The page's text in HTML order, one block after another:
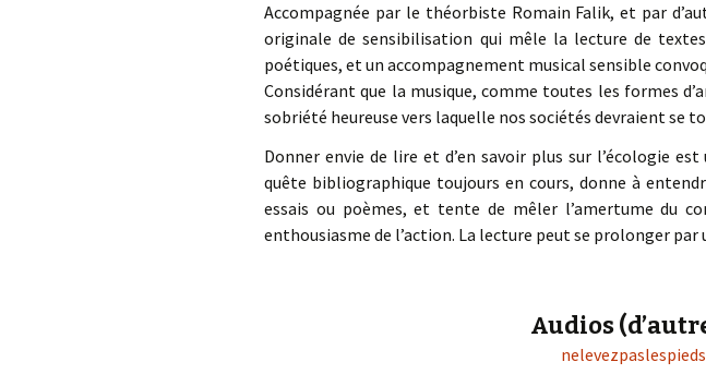
Accompagnée par le théorbiste Romain Falik, et par
originale de sensibilisation qui mêle la lecture de
poétiques, et un accompagnement musical sensible
Considérant que la musique, comme toutes les formes
sobriété heureuse vers laquelle nos sociétés devraient se
Donner envie de lire et d’en savoir plus sur l’écologie
quête bibliographique toujours en cours, donne à
essais ou poèmes, et tente de mêler l’amertume du
enthousiasme de l’action. La lecture peut se prolonger par
Audios